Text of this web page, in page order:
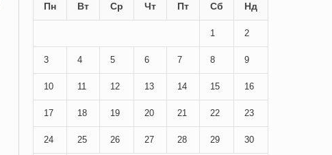
Пн Вт Ср Чт Пт Сб Нд
1 2
3 4 5 6 7 8 9
10 11 12 13 14 15 16
17 18 19 20 21 22 23
24 25 26 27 28 29 30